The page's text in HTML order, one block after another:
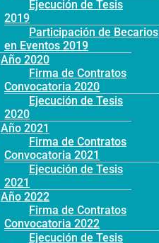
Ejecución de Tesis
2019
Participación de Becarios
en Eventos 2019
Año 2020
Firma de Contratos
Convocatoria 2020
Ejecución de Tesis
2020
Año 2021
Firma de Contratos
Convocatoria 2021
Ejecución de Tesis
2021
Año 2022
Firma de Contratos
Convocatoria 2022
Ejecución de Tesis